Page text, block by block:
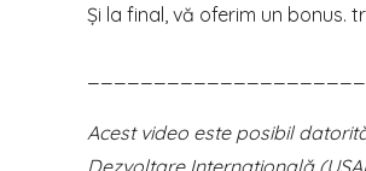
Și la final, vă oferim un bonus.
Acest video este posibil
Dezvoltare Internațională